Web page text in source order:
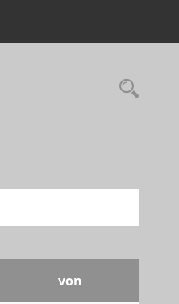
von